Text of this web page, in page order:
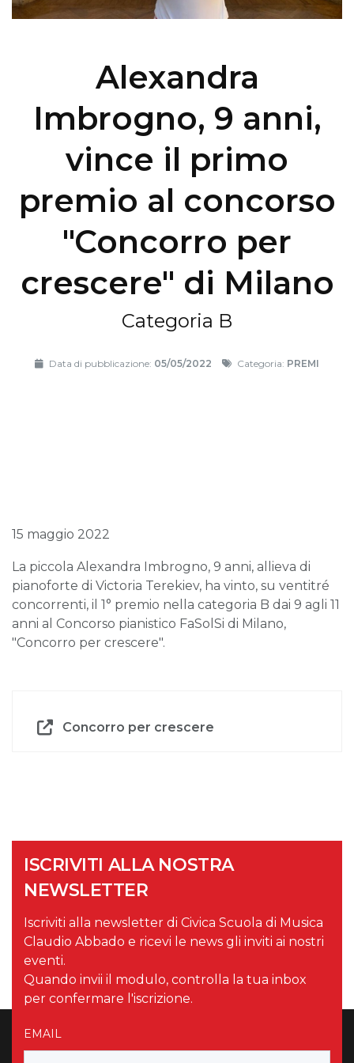
Alexandra
Imbrogno, 9 anni,
vince il primo
premio al concorso
"Concorro per
crescere" di Milano
Categoria B
Data di pubblicazione: 05/05/2022 Categoria: PREMI
15 maggio 2022
La piccola Alexandra Imbrogno, 9 anni, allieva di
pianoforte di Victoria Terekiev, ha vinto, su ventitré
concorrenti, il 1° premio nella categoria B dai 9 agli 11
anni al Concorso pianistico FaSolSi di Milano,
"Concorro per crescere".
Concorro per crescere
ISCRIVITI ALLA NOSTRA
NEWSLETTER
Iscriviti alla newsletter di Civica Scuola di Musica
Claudio Abbado e ricevi le news gli inviti ai nostri
eventi.
Quando invii il modulo, controlla la tua inbox
per confermare l'iscrizione.
EMAIL